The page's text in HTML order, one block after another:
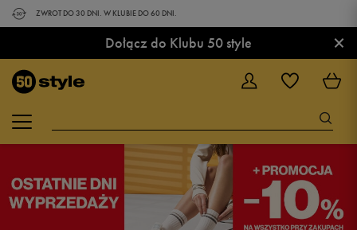
ZWROT DO 30 DNI. W KLUBIE DO 60 DNI.
Dołącz do Klubu 50 style ×